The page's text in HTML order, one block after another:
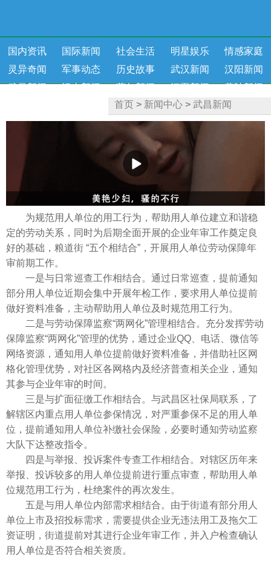
国内资讯 国际新闻 社会生活 明星娱乐
情感家庭
灵异奇闻
军事动态 历史故事 武汉新闻
汉阳新闻
武昌新闻
汉南新闻 蔡甸新闻 江夏新闻
黄陂新闻
首页 > 新闻中心 >武昌新闻
为规范用人单位的用工行为，帮助用人单位建立和谐稳
定的劳动关系，同时为后期全面开展的企业年审工作奠定良
好的基础，粮道街 “五个相结合”，开展用人单位劳动保障年
审前期工作。
一是与日常巡查工作相结合。通过日常巡查，提前通知
部分用人单位近期会集中开展年检工作，要求用人单位提前
做好资料准备，主动帮助用人单位及时规范用工行为。
二是与劳动保障监察“两网化”管理相结合。充分发挥劳动
保障监察“两网化”管理的优势，通过企业QQ、电话、微信等
网络资源，通知用人单位提前做好资料准备，并借助社区网
格化管理优势，对社区各网格内及经济普查相关企业，通知
其参与企业年审的时间。
三是与扩面征缴工作相结合。与武昌区社保局联系，了
解辖区内重点用人单位参保情况，对严重参保不足的用人单
位，提前通知用人单位补缴社会保险，必要时通知劳动监察
大队下达整改指令。
四是与举报、投诉案件专查工作相结合。对辖区历年来
举报、投诉较多的用人单位提前进行重点审查，帮助用人单
位规范用工行为，杜绝案件的再次发生。
五是与用人单位内部需求相结合。由于街道有部分用人
单位上市及招投标需求，需要提供企业无违法用工及拖欠工
资证明，街道提前对其进行企业年审工作，并入户检查确认
用人单位是否符合相关资质。